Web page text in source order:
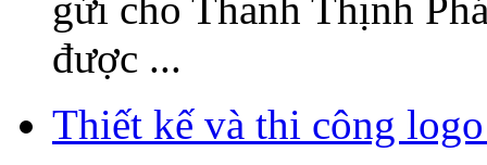
được ...
Thiết kế và thi công